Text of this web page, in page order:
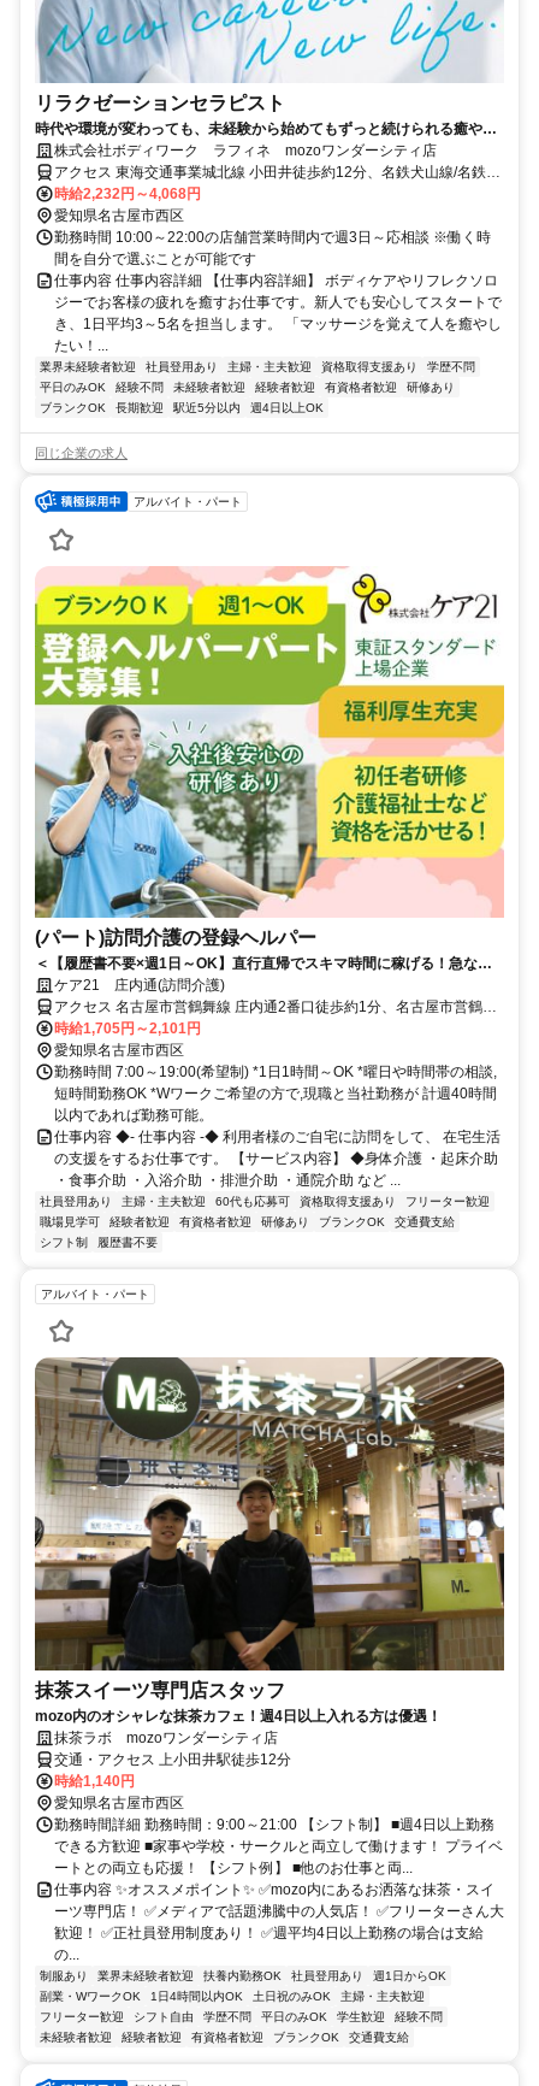
リラクゼーションセラピスト
時代や環境が変わっても、未経験から始めてもずっと続けられる癒やし
の仕事。手に職を身につけて、生き方を変えよう。
株式会社ボディワーク ラフィネ mozoワンダーシティ店
アクセス 東海交通事業城北線 小田井徒歩約12分、名鉄犬山線/名鉄名
古屋本線 上小田井北口徒歩約13分、名古屋市営鶴舞線 上小田井北口
徒歩約13分 最寄駅：小田井駅
時給2,232円～4,068円
愛知県名古屋市西区
勤務時間 10:00～22:00の店舗営業時間内で週3日～応相談 ※働く時
間を自分で選ぶことが可能です
仕事内容 仕事内容詳細 【仕事内容詳細】 ボディケアやリフレクソロ
ジーでお客様の疲れを癒すお仕事です。新人でも安心してスタートで
き、1日平均3～5名を担当します。 「マッサージを覚えて人を癒やし
たい！...
業界未経験者歓迎 社員登用あり 主婦・主夫歓迎 資格取得支援あり
学歴不問
平日のみOK
経験不問 未経験者歓迎 経験者歓迎 有資格者歓迎
研修あり
ブランクOK
長期歓迎 駅近5分以内 週4日以上OK
同じ企業の求人
アルバイト・パート
(パート)訪問介護の登録ヘルパー
＜【履歴書不要×週1日～OK】直行直帰でスキマ時間に稼げる！急なキ
ャンセルも手当有！定年無し！＞★履歴書の準備不要★未経験者OK！働
きやすいシフト制！急なキャンセルが発生した場合でも手当で給与を補
償！
ケア21 庄内通(訪問介護)
アクセス 名古屋市営鶴舞線 庄内通2番口徒歩約1分、名古屋市営鶴舞
線 庄内緑地公園2番口徒歩約16分、名古屋市営鶴舞線 浄心1番口徒歩
約20分 市営地下鉄鶴舞線「庄内通」駅から徒歩約1分
時給1,705円～2,101円
愛知県名古屋市西区
勤務時間 7:00～19:00(希望制) *1日1時間～OK *曜日や時間帯の相談,
短時間勤務OK *Wワークご希望の方で,現職と当社勤務が 計週40時間
以内であれば勤務可能。
仕事内容 ◆- 仕事内容 -◆ 利用者様のご自宅に訪問をして、 在宅生活
の支援をするお仕事です。 【サービス内容】 ◆身体介護 ・起床介助
・食事介助 ・入浴介助 ・排泄介助 ・通院介助 など ...
社員登用あり 主婦・主夫歓迎 60代も応募可 資格取得支援あり
フリーター歓迎
職場見学可
経験者歓迎 有資格者歓迎 研修あり ブランクOK
交通費支給
シフト制
履歴書不要
アルバイト・パート
抹茶スイーツ専門店スタッフ
mozo内のオシャレな抹茶カフェ！週4日以上入れる方は優遇！
抹茶ラボ mozoワンダーシティ店
交通・アクセス 上小田井駅徒歩12分
時給1,140円
愛知県名古屋市西区
勤務時間詳細 勤務時間：9:00～21:00 【シフト制】 ■週4日以上勤務
できる方歓迎 ■家事や学校・サークルと両立して働けます！ プライベ
ートとの両立も応援！ 【シフト例】 ■他のお仕事と両...
仕事内容 ✨オススメポイント✨ ✅mozo内にあるお洒落な抹茶・スイ
ーツ専門店！ ✅メディアで話題沸騰中の人気店！ ✅フリーターさん大
歓迎！ ✅正社員登用制度あり！ ✅週平均4日以上勤務の場合は支給
の...
制服あり 業界未経験者歓迎 扶養内勤務OK 社員登用あり
週1日からOK
副業・WワークOK
1日4時間以内OK 土日祝のみOK
主婦・主夫歓迎
フリーター歓迎
シフト自由 学歴不問 平日のみOK 学生歓迎
経験不問
未経験者歓迎
経験者歓迎 有資格者歓迎 ブランクOK 交通費支給